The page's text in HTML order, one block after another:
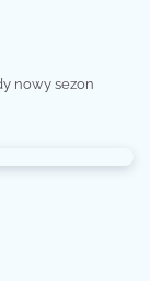
nowy sezon